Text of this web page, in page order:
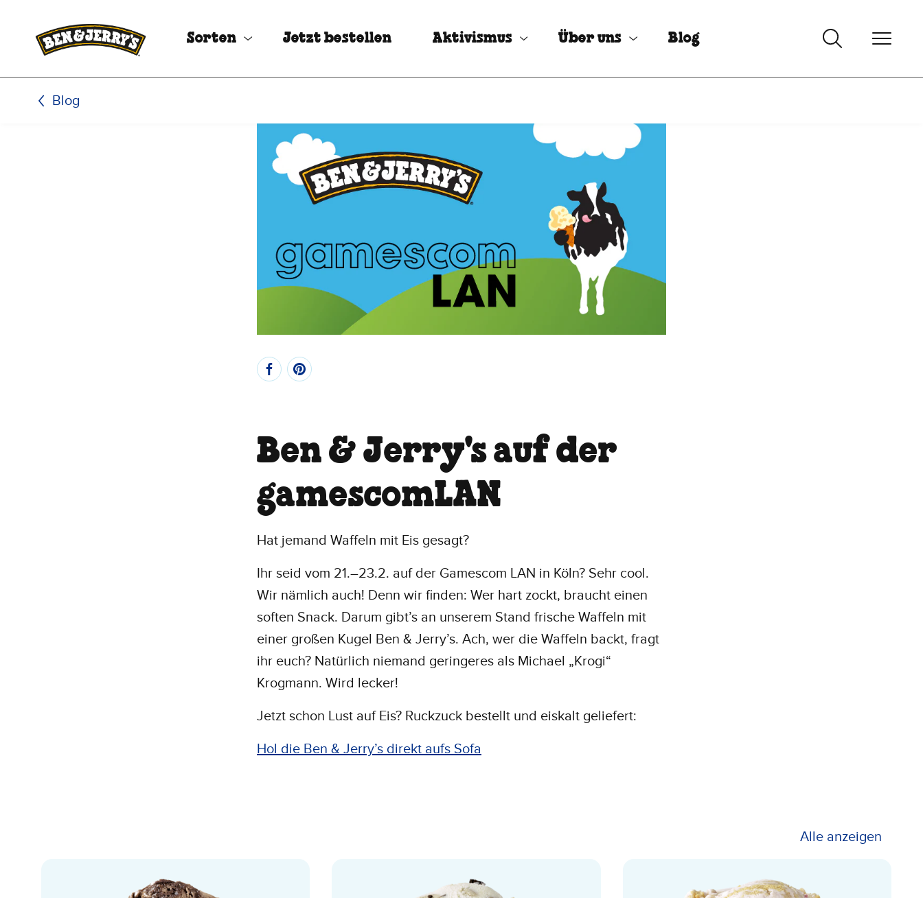
Sorten Jetzt bestellen Aktivismus Über uns Blog
Blog
Ben & Jerry's auf der
gamescomLAN
Hat jemand Waffeln mit Eis gesagt?
Ihr seid vom 21.–23.2. auf der Gamescom LAN in Köln? Sehr cool.
Wir nämlich auch! Denn wir finden: Wer hart zockt, braucht einen
soften Snack. Darum gibt’s an unserem Stand frische Waffeln mit
einer großen Kugel Ben & Jerry’s. Ach, wer die Waffeln backt, fragt
ihr euch? Natürlich niemand geringeres als Michael „Krogi“
Krogmann. Wird lecker!
Jetzt schon Lust auf Eis? Ruckzuck bestellt und eiskalt geliefert:
Hol die Ben & Jerry’s direkt aufs Sofa
Alle anzeigen